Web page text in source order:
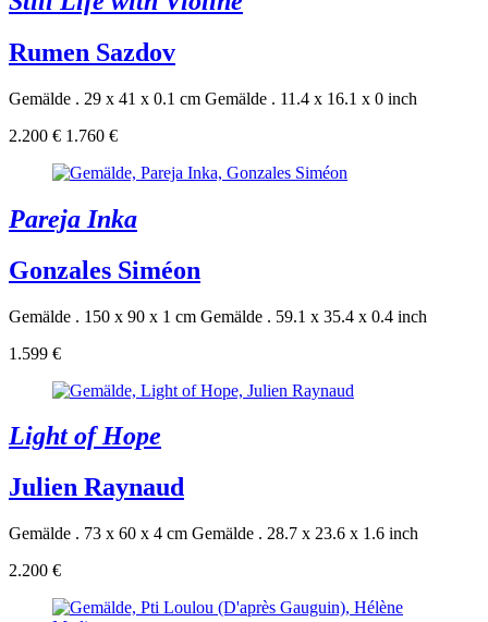
Rumen Sazdov
Gemälde . 29 x 41 x 0.1 cm Gemälde . 11.4 x 16.1 x 0 inch
2.200 € 1.760 €
Pareja Inka
Gonzales Siméon
Gemälde . 150 x 90 x 1 cm Gemälde . 59.1 x 35.4 x 0.4 inch
1.599 €
Light of Hope
Julien Raynaud
Gemälde . 73 x 60 x 4 cm Gemälde . 28.7 x 23.6 x 1.6 inch
2.200 €